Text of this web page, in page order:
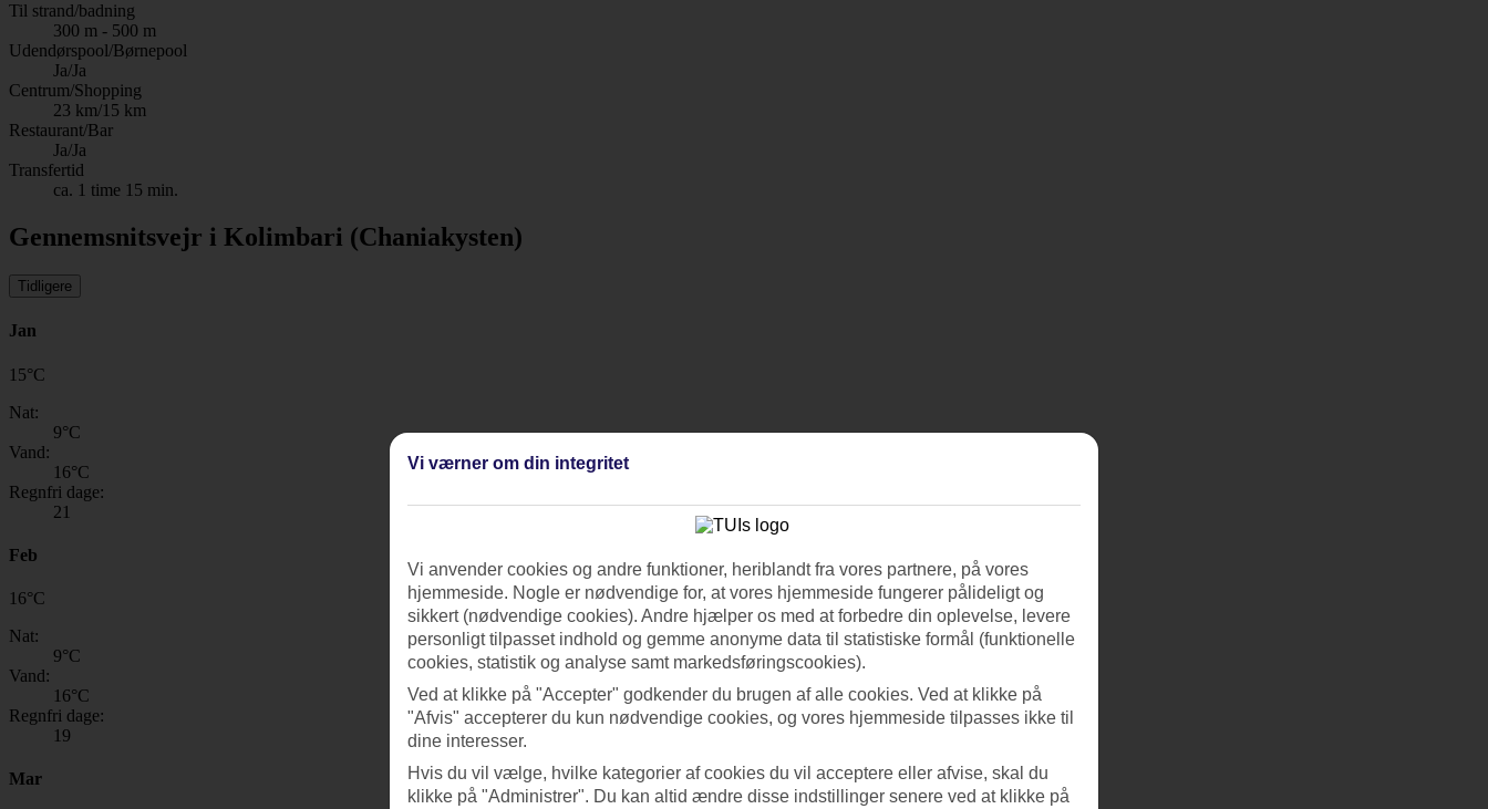
Til strand/badning
300 m - 500 m
Udendørspool/Børnepool
Ja/Ja
Centrum/Shopping
23 km/15 km
Restaurant/Bar
Ja/Ja
Transfertid
ca. 1 time 15 min.
Gennemsnitsvejr i Kolimbari (Chaniakysten)
Tidligere
Jan
15°C
Nat:
9°C
Vand:
16°C
Regnfri dage:
21
Feb
16°C
Nat:
9°C
Vand:
16°C
Regnfri dage:
19
Mar
Vi værner om din integritet
Vi anvender cookies og andre funktioner, heriblandt fra vores partnere, på vores
hjemmeside. Nogle er nødvendige for, at vores hjemmeside fungerer pålideligt og
sikkert (nødvendige cookies). Andre hjælper os med at forbedre din oplevelse, levere
personligt tilpasset indhold og gemme anonyme data til statistiske formål (funktionelle
cookies, statistik og analyse samt markedsføringscookies).
Ved at klikke på "Accepter" godkender du brugen af alle cookies. Ved at klikke på
"Afvis" accepterer du kun nødvendige cookies, og vores hjemmeside tilpasses ikke til
dine interesser.
Hvis du vil vælge, hvilke kategorier af cookies du vil acceptere eller afvise, skal du
klikke på "Administrer". Du kan altid ændre disse indstillinger senere ved at klikke på